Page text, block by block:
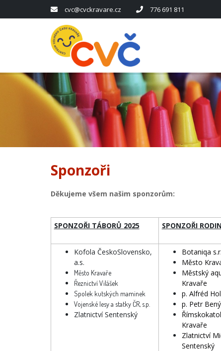
cvc@cvckravare.cz 776 691 811
Sponzoři
Děkujeme všem našim sponzorům:
SPONZOŘI TÁBORŮ 2025 SPONZOŘI
Kofola ČeskoSlovensko,
a.s.
Město Kravaře
Řeznictví Vilášek
Spolek kutských maminek
Vojenské lesy a statky ČR, s.p.
Zlatnictví Sentenský
Botaniqa
Město
Městský
Kravaře
p. Alfréd
p. Petr
Kravaře
Zlatnictví
Sentenský